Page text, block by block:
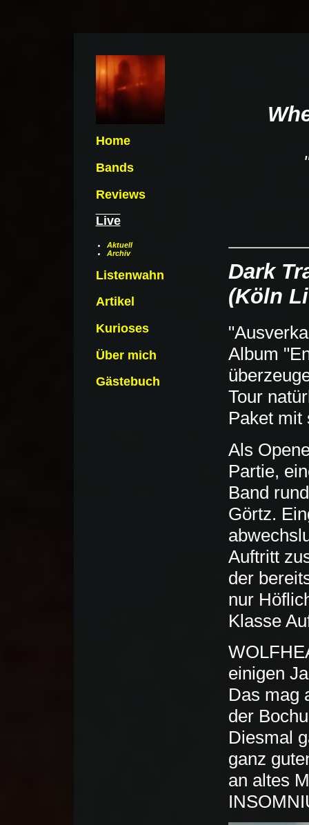
Home
Bands
Reviews
Live
Aktuell
Archiv
Listenwahn
Artikel
Kurioses
Über mich
Gästebuch
Dark
(Köln
Album
Tour
Paket mit
Als
Partie,
Band
Görtz.
Auftritt
der
nur
Klasse
einigen
Das mag
der
Diesmal
ganz
an altes